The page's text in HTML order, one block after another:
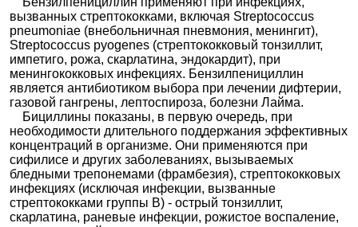
вызванных стрептококками, включая Streptococcus
pneumoniae (внебольничная пневмония, менингит),
Streptococcus pyogenes (стрептококковый тонзиллит,
импетиго, рожа, скарлатина, эндокардит), при
менингококковых инфекциях. Бензилпенициллин
является антибиотиком выбора при лечении дифтерии,
газовой гангрены, лептоспироза, болезни Лайма.
Бициллины показаны, в первую очередь, при
необходимости длительного поддержания эффективных
концентраций в организме. Они применяются при
сифилисе и других заболеваниях, вызываемых
бледными трепонемами (фрамбезия), стрептококковых
инфекциях (исключая инфекции, вызванные
стрептококками группы В) - острый тонзиллит,
скарлатина, раневые инфекции, рожистое воспаление,